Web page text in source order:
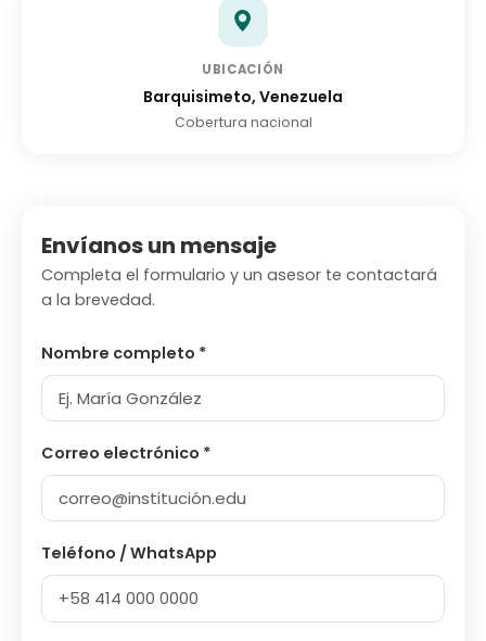
UBICACIÓN
Barquisimeto, Venezuela
Cobertura nacional
Envíanos un mensaje
Completa el formulario y un asesor te contactará
a la brevedad.
Nombre completo *
Correo electrónico *
Teléfono / WhatsApp